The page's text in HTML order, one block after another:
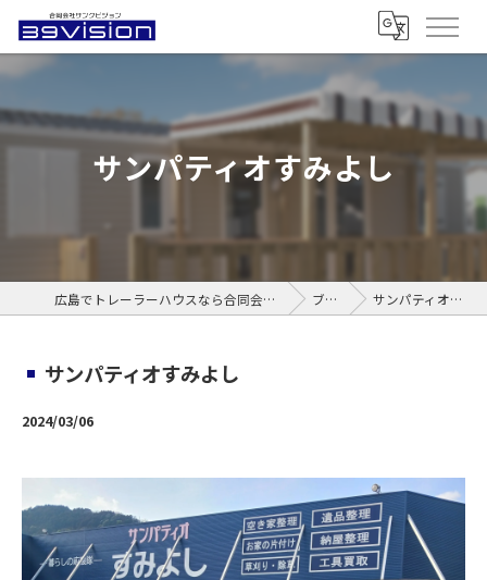
サンパティオすみよし
広島でトレーラーハウスなら合同会社サンクビジョン ブログ サンパティオすみよし
サンパティオすみよし
2024/03/06